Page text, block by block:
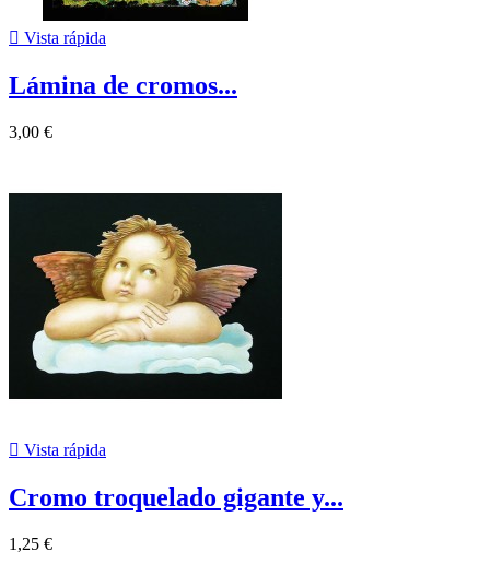
 Vista rápida
Lámina de cromos...
3,00 €
 Vista rápida
Cromo troquelado gigante y...
1,25 €